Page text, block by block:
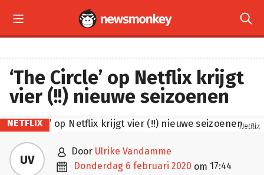
 
‘The Circle’ op Netflix krijgt
vier (!!) nieuwe seizoenen
Netflix
NETFLIX
UV  door Ulrike Vandamme
 donderdag 6 februari 2020 om 17:44